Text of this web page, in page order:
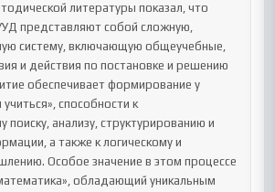
литературы показал, что
представляют собой сложную,
систему, включающую общеучебные,
и действия по постановке и решению
обеспечивает формирование у
способности к
поиску, анализу, структурированию и
а также к логическому и
Особое значение в этом процессе
обладающий уникальным